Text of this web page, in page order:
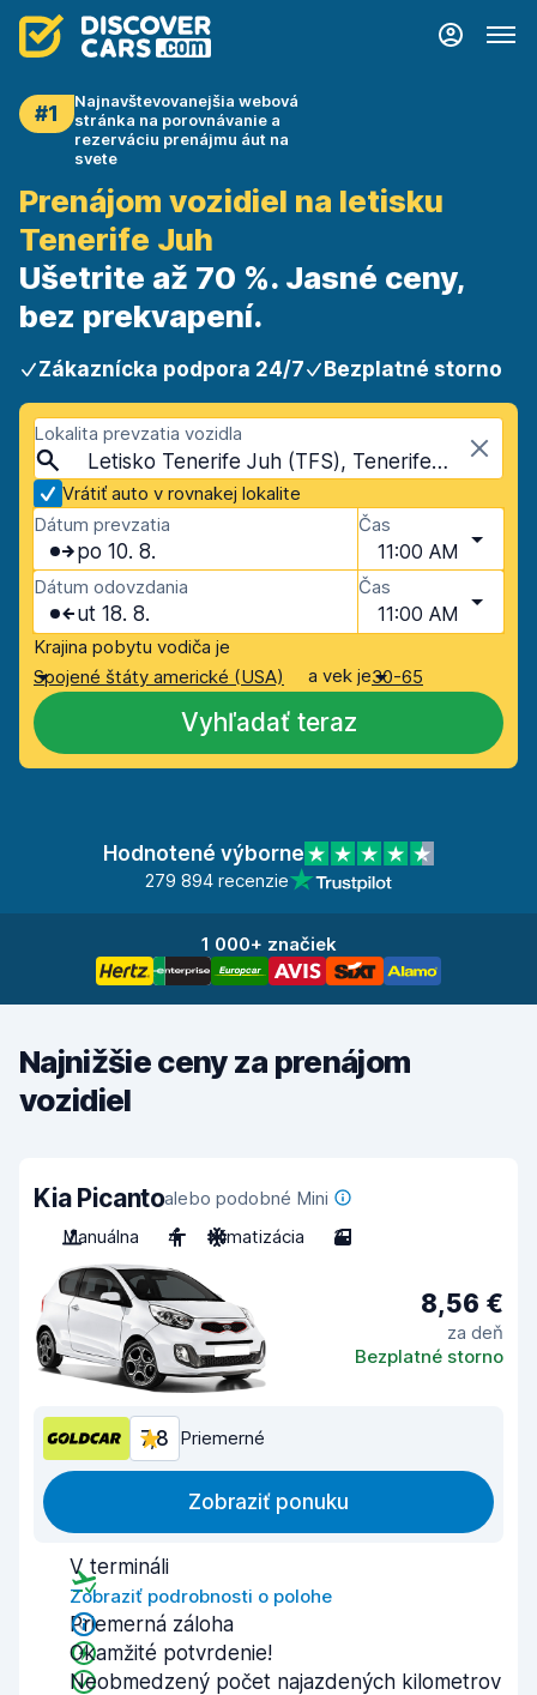
#1
Najnavštevovanejšia webová
stránka na porovnávanie a
rezerváciu prenájmu áut na
svete
Prenájom vozidiel na letisku
Tenerife Juh
Ušetrite až 70 %. Jasné ceny,
bez prekvapení.
Zákaznícka podpora 24/7 Bezplatné storno
Lokalita prevzatia vozidla
Letisko Tenerife Juh (TFS), Tenerife, Španielsko - Kanárske ostrovy
Vrátiť auto v rovnakej lokalite
Dátum prevzatia
po 10. 8.
Čas
11:00 AM
Dátum odovzdania
ut 18. 8.
Čas
11:00 AM
Krajina pobytu vodiča je
Spojené štáty americké (USA)
a vek je30-65
Vyhľadať teraz
Hodnotené výborne
279 894 recenzie
1 000+ značiek
Najnižšie ceny za prenájom
vozidiel
Kia Picantoalebo podobné Mini
Manuálna
4 Klimatizácia 3
8,56 €
za deň
Bezplatné storno
7,8 Priemerné
Zobraziť ponuku
V termináli
Zobraziť podrobnosti o polohe
Priemerná záloha
Okamžité potvrdenie!
Neobmedzený počet najazdených kilometrov